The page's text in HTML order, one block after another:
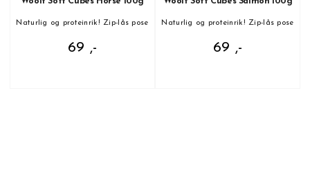
Naturlig og proteinrik! Zip-lås pose
69 ,-
Naturlig og proteinrik! Zip-lås pose
69 ,-